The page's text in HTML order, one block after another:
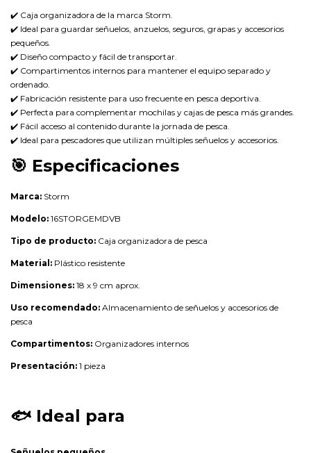
✔️ Caja organizadora de la marca Storm.
✔️ Ideal para guardar señuelos, anzuelos, seguros, grapas y accesorios
pequeños.
✔️ Diseño compacto y fácil de transportar.
✔️ Compartimentos internos para mantener el equipo separado y
ordenado.
✔️ Fabricación resistente para uso frecuente en pesca deportiva.
✔️ Perfecta para complementar mochilas y cajas de pesca más grandes.
✔️ Fácil acceso al contenido durante la jornada de pesca.
✔️ Ideal para pescadores que utilizan múltiples señuelos y accesorios.
🎯 Especificaciones
Marca: Storm
Modelo: 16STORGEMDVB
Tipo de producto: Caja organizadora de pesca
Material: Plástico resistente
Dimensiones: 18 x 9 cm aprox.
Uso recomendado: Almacenamiento de señuelos y accesorios de
pesca
Compartimentos: Organizadores internos
Presentación: 1 pieza
🐟 Ideal para